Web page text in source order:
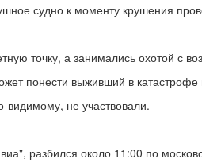
судно к моменту крушения
точку, а занимались охотой с
понести выживший в
не участвовали.
разбился около 11:00 по